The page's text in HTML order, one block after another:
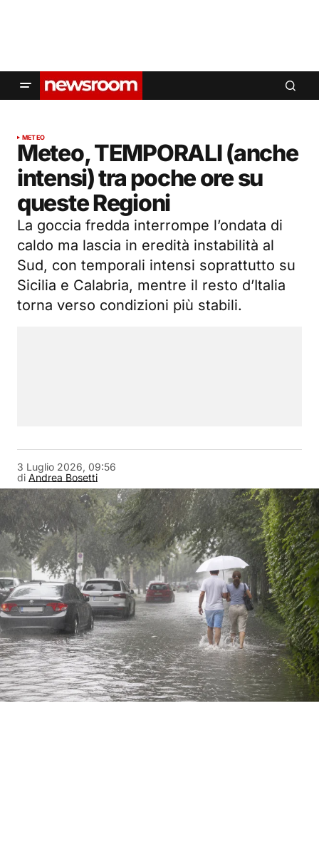
METEO
Meteo, TEMPORALI (anche
intensi) tra poche ore su
queste Regioni
La goccia fredda interrompe l’ondata di
caldo ma lascia in eredità instabilità al
Sud, con temporali intensi soprattutto su
Sicilia e Calabria, mentre il resto d’Italia
torna verso condizioni più stabili.
di Andrea Bosetti
3 Luglio 2026, 09:56